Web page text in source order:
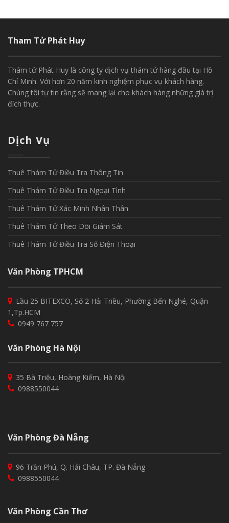
Tham Tử Phát Huy
Thám tử Phát Huy là công ty dịch vụ thám tử hàng đầu tại Hồ
Chí Minh. Với hơn 20 năm kinh nghiệm phục vụ khách hàng.
Chúng tôi tự tin rằng sẽ mang lại cho khách hàng những giá trị
đích thực.
Dịch Vụ
Thuê Thám Tử Điều Tra Thông Tin
Thuê Thám Tử Điều Tra Ngoại Tình
Thuê Thám Tử Xác Minh Nhân Thân
Thuê Thám Tử Theo Dõi Giám Sát
Thuê Thám Tử Điều Tra Số Điện Thoại
Văn Phòng TPHCM
Lầu 25 BITEXCO, Số 2 Hải Triều, Phường Bến Nghé, Quận
1,Tp.HCM
0949 767 757
Văn Phòng Hà Nội
35 Bà Triệu, Hoàng Kiếm, Hà Nội
0988550044
Văn Phòng Đà Nẵng
96 Trần Phú, Q. Hải Châu, TP. Đà Nẵng
0988550044
Văn Phòng Cần Thơ